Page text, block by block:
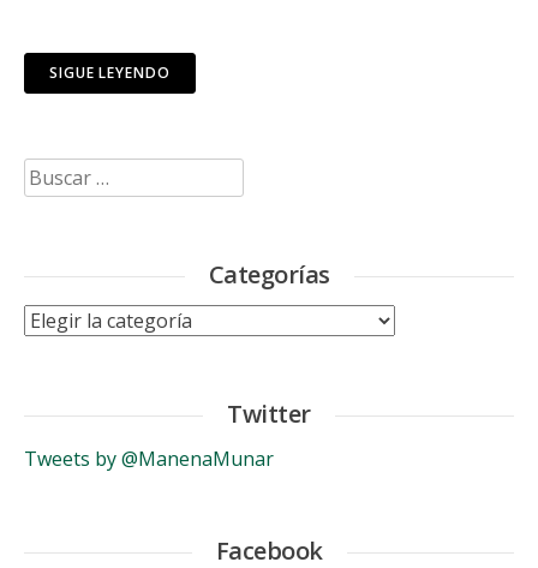
SIGUE LEYENDO
Buscar:
Categorías
Categorías
Twitter
Tweets by @ManenaMunar
Facebook